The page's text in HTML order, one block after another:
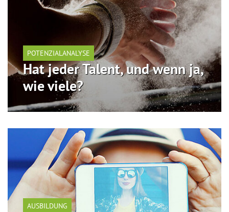
POTENZIALANALYSE
Hat jeder Talent, und wenn ja,
wie viele?
AUSBILDUNG